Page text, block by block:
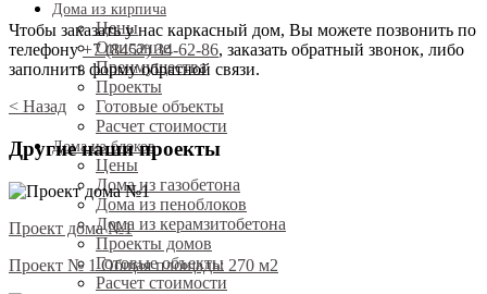
Дома из кирпича
Цены
Описание
Преимущества
Проекты
Готовые объекты
Расчет стоимости
Дома из блоков
Цены
Дома из газобетона
Дома из пеноблоков
Дома из керамзитобетона
Проекты домов
Готовые объекты
Расчет стоимости
Чтобы заказать у нас каркасный дом, Вы можете позвонить по
телефону+7 (8452) 34-62-86, заказать обратный звонок, либо
заполнить форму обратной связи.
< Назад
Другие наши проекты
Проект дома №1
Проект № 1 Общая площадь: 270 м2